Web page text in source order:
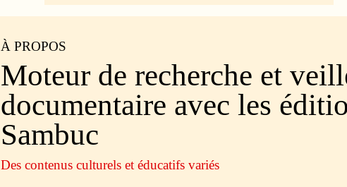
À PROPOS
Moteur de recherche et
documentaire avec les
Sambuc
Des contenus culturels et éducatifs variés